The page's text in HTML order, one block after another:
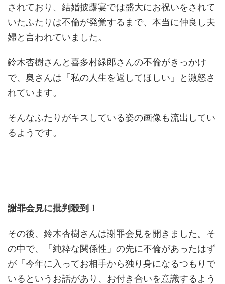
されており、結婚披露宴では盛大にお祝いをされて
いたふたりは不倫が発覚するまで、本当に仲良し夫
婦と言われていました。
鈴木杏樹さんと喜多村緑郎さんの不倫がきっかけ
で、奥さんは「私の人生を返してほしい」と激怒さ
れています。
そんなふたりがキスしている姿の画像も流出してい
るようです。
謝罪会見に批判殺到！
その後、鈴木杏樹さんは謝罪会見を開きました。そ
の中で、「純粋な関係性」の先に不倫があったはず
が「今年に入ってお相手から独り身になるつもりで
いるというお話があり、お付き合いを意識するよう